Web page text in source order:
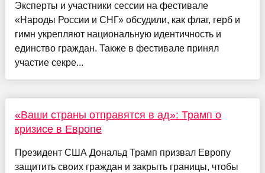
Эксперты и участники сессии на фестивале
«Народы России и СНГ» обсудили, как флаг, герб и
гимн укрепляют национальную идентичность и
единство граждан. Также в фестивале принял
участие секре...
«Ваши страны отправятся в ад»: Трамп о
кризисе в Европе
Президент США Дональд Трамп призвал Европу
защитить своих граждан и закрыть границы, чтобы